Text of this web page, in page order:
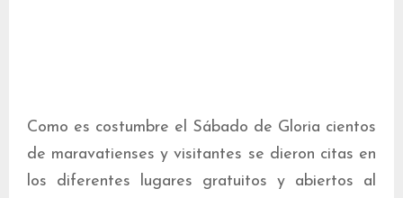
Como es costumbre el Sábado de Gloria cientos
de maravatienses y visitantes se dieron citas en
los diferentes lugares gratuitos y abiertos al